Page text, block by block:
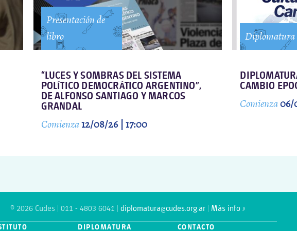
Presentación de
libro
“LUCES Y SOMBRAS DEL SISTEMA
POLÍTICO DEMOCRÁTICO ARGENTINO”,
DE ALFONSO SANTIAGO Y MARCOS
GRANDAL
Comienza12/08/26 | 17:00
Diplomatura
CAMBIO
Comienza06/
© 2026 Cudes | 011 - 4803 6041 | diplomatura@cudes.org.ar Más info »
DIPLOMATURA CONTACTO